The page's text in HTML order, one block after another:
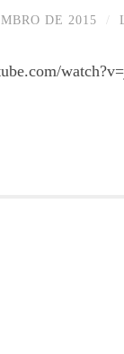
DE 2015